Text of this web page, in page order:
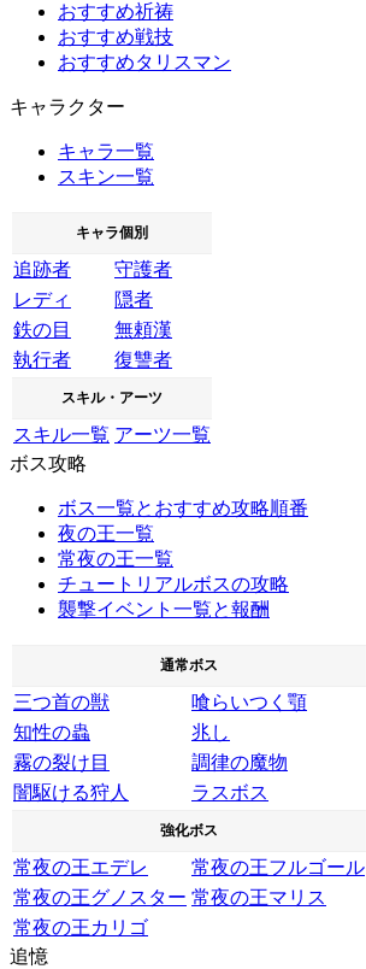
おすすめ祈祷
おすすめ戦技
おすすめタリスマン
キャラクター
キャラ一覧
スキン一覧
キャラ個別
追跡者
守護者
レディ
隠者
鉄の目
無頼漢
執行者
復讐者
スキル・アーツ
スキル一覧 アーツ一覧
ボス攻略
ボス一覧とおすすめ攻略順番
夜の王一覧
常夜の王一覧
チュートリアルボスの攻略
襲撃イベント一覧と報酬
通常ボス
三つ首の獣
喰らいつく顎
知性の蟲
兆し
霧の裂け目
調律の魔物
闇駆ける狩人
ラスボス
強化ボス
常夜の王エデレ
常夜の王フルゴール
常夜の王グノスター 常夜の王マリス
常夜の王カリゴ
追憶